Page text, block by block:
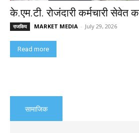
के.एम.टी. रोजंदारी कर्मचारी सेवेत
राजकिय MARKET MEDIA - July 29, 2026
Read more
सामाजिक